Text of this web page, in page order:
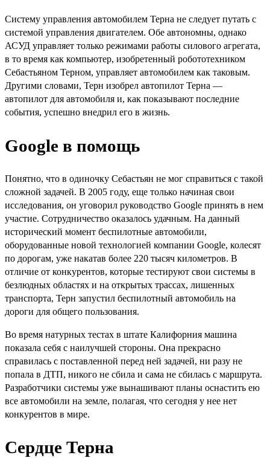
Систему управления автомобилем Терна не следует путать с
системой управления двигателем. Обе автономны, однако
АСУД управляет только режимами работы силового агрегата,
в то время как компьютер, изобретенный робототехником
Себастьяном Терном, управляет автомобилем как таковым.
Другими словами, Терн изобрел автопилот Терна —
автопилот для автомобиля и, как показывают последние
события, успешно внедрил его в жизнь.
Google в помощь
Понятно, что в одиночку Себастьян не мог справиться с такой
сложной задачей. В 2005 году, еще только начиная свои
исследования, он уговорил руководство Google принять в нем
участие. Сотрудничество оказалось удачным. На данный
исторический момент беспилотные автомобили,
оборудованные новой технологией компании Google, колесят
по дорогам, уже накатав более 220 тысяч километров. В
отличие от конкурентов, которые тестируют свои системы в
безлюдных областях и на открытых трассах, лишенных
транспорта, Терн запустил беспилотный автомобиль на
дороги для общего пользования.
Во время натурных тестах в штате Калифорния машина
показала себя с наилучшей стороны. Она прекрасно
справилась с поставленной перед ней задачей, ни разу не
попала в ДТП, никого не сбила и сама не сбилась с маршрута.
Разработчики системы уже вынашивают планы оснастить ею
все автомобили на земле, полагая, что сегодня у нее нет
конкурентов в мире.
Сердце Терна